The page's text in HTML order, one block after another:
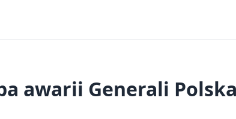
awarii Generali Polska